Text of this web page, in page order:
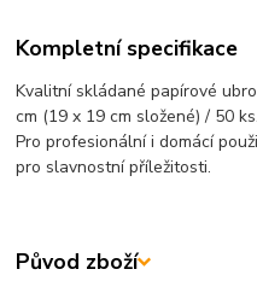
Kompletní specifikace
Kvalitní skládané papírové
cm (19 x 19 cm složené) / 50 ks.
Pro profesionální i domácí
pro slavnostní příležitosti.
Původ zboží